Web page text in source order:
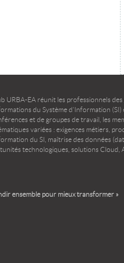
URBA-EA réunit les professionnels
du Système d’Information
et de groupes de travail, les
variées : exigences métiers,
du SI, maîtrise des données
technologiques, solutions Cloud,
ensemble pour mieux transformer »